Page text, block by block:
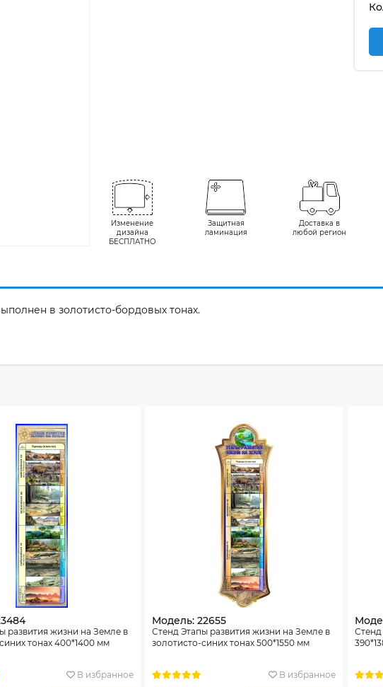
Изменение
дизайна
БЕСПЛАТНО
Защитная
ламинация
Доставка в
любой регион
в золотисто-бордовых тонах.
развития жизни на Земле в
тонах 400*1400 мм
В избранное
Модель: 22655
Стенд Этапы развития жизни на Земле в
золотисто-синих тонах 500*1550 мм
В избранное